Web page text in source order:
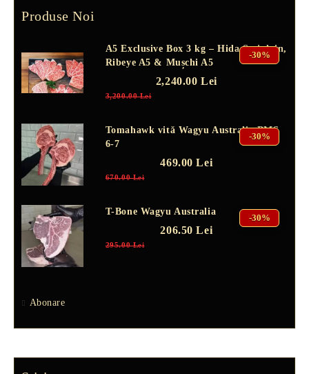
Produse Noi
A5 Exclusive Box 3 kg – Hida Striploin,
Ribeye A5 & Mușchi A5
-30%
2,240.00 Lei
3,200.00 Lei
Tomahawk vită Wagyu Australia BMS
6-7
-30%
469.00 Lei
670.00 Lei
T-Bone Wagyu Australia
-30%
206.50 Lei
295.00 Lei
Abonare